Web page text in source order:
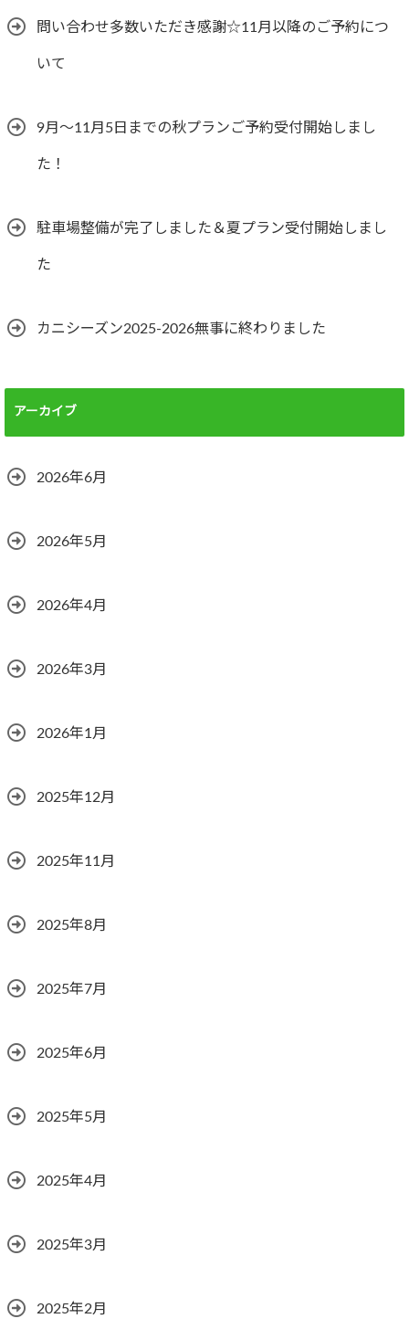
問い合わせ多数いただき感謝☆11月以降のご予約につ
いて
9月～11月5日までの秋プランご予約受付開始しまし
た！
駐車場整備が完了しました＆夏プラン受付開始しまし
た
カニシーズン2025-2026無事に終わりました
アーカイブ
2026年6月
2026年5月
2026年4月
2026年3月
2026年1月
2025年12月
2025年11月
2025年8月
2025年7月
2025年6月
2025年5月
2025年4月
2025年3月
2025年2月